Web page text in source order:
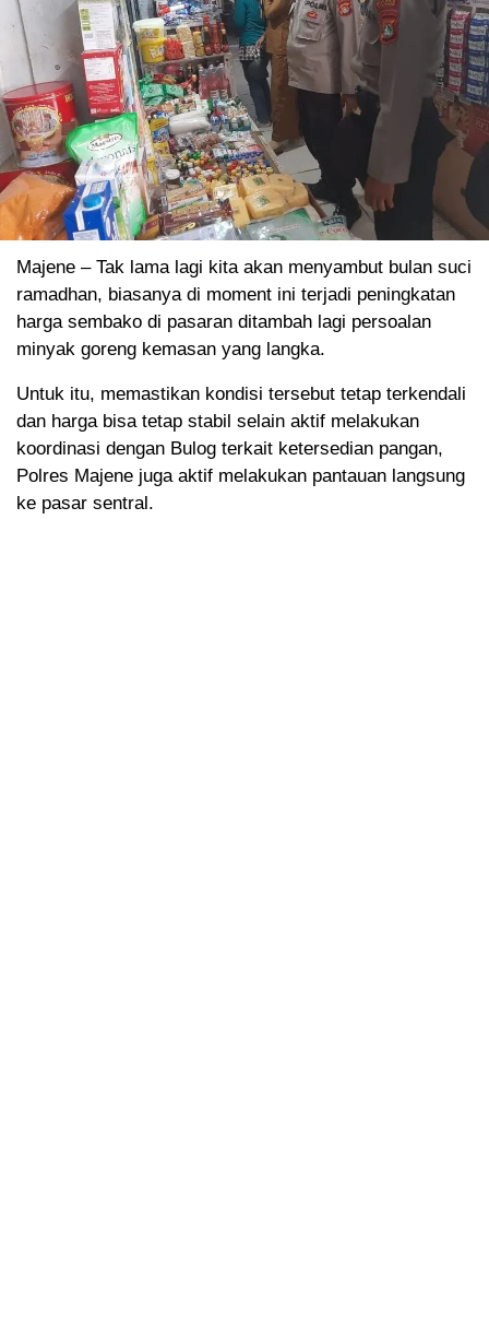
Majene – Tak lama lagi kita akan menyambut bulan suci
ramadhan, biasanya di moment ini terjadi peningkatan
harga sembako di pasaran ditambah lagi persoalan
minyak goreng kemasan yang langka.
Untuk itu, memastikan kondisi tersebut tetap terkendali
dan harga bisa tetap stabil selain aktif melakukan
koordinasi dengan Bulog terkait ketersedian pangan,
Polres Majene juga aktif melakukan pantauan langsung
ke pasar sentral.